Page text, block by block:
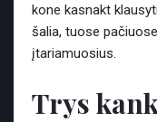
kone kasnakt
šalia, tuose
įtariamuosius.
Trys